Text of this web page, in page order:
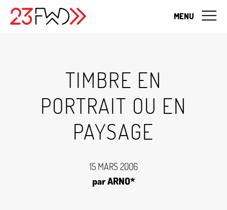
MENU
TIMBRE EN
PORTRAIT OU EN
PAYSAGE
15 MARS 2006
par ARNO*